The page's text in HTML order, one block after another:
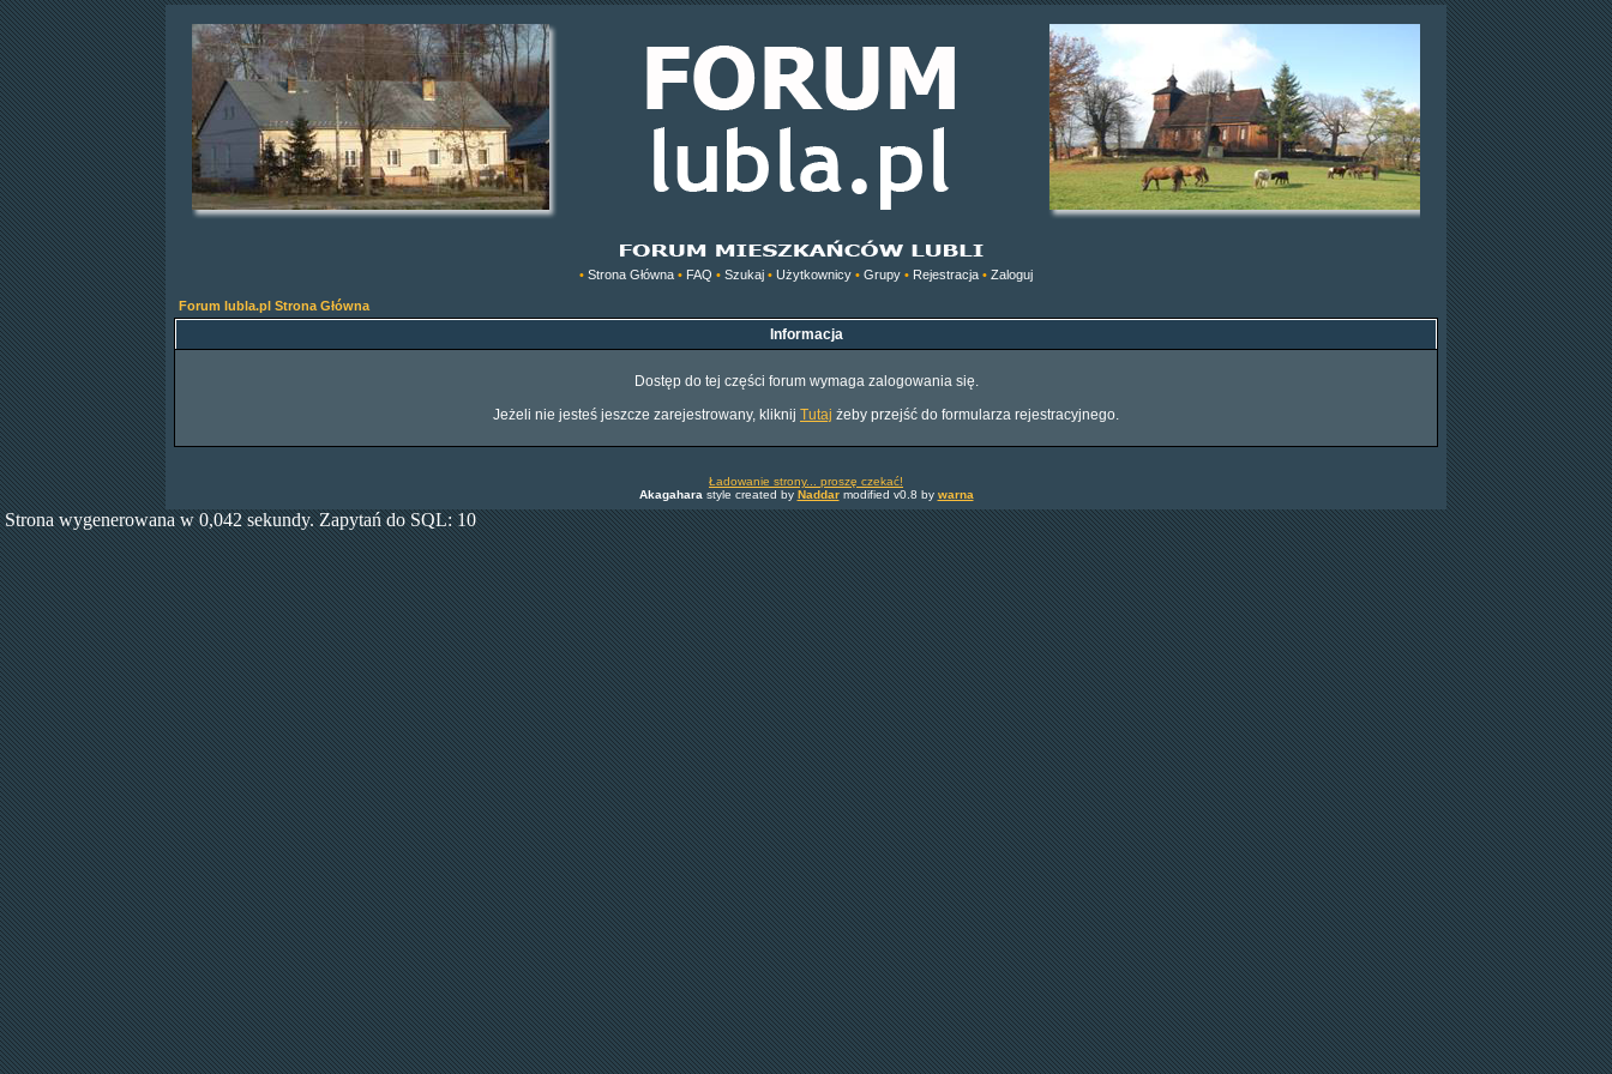
• Strona Główna • FAQ • Szukaj • Użytkownicy • Grupy • Rejestracja • Zaloguj
Forum lubla.pl Strona Główna
Informacja
Dostęp do tej części forum wymaga zalogowania się.
Jeżeli nie jesteś jeszcze zarejestrowany, kliknij Tutaj żeby przejść do formularza rejestracyjnego.
Ładowanie strony... proszę czekać!
Akagahara style created by Naddarmodified v0.8 by warna
Strona wygenerowana w 0,042 sekundy. Zapytań do SQL: 10